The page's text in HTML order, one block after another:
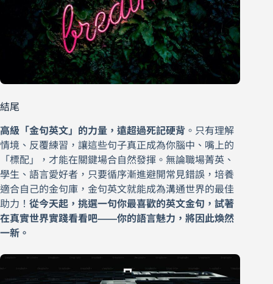
結尾
高級「金句英文」的力量，遠超過死記硬背 。只有理解
情境、反覆練習，讓這些句子真正成為你腦中、嘴上的
「標配」，才能在關鍵場合自然發揮。無論職場菁英、
學生、語言愛好者，只要循序漸進避開常見錯誤，培養
適合自己的金句庫，金句英文就能成為溝通世界的最佳
助力！ 從今天起，挑選一句你最喜歡的英文金句，試著
在真實世界實踐看看吧——你的語言魅力，將因此煥然
一新。